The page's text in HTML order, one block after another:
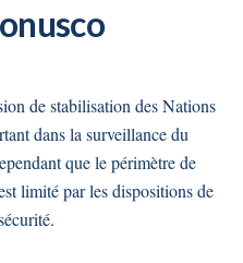
de stabilisation des Nations
dans la surveillance du
que le périmètre de
limité par les dispositions de